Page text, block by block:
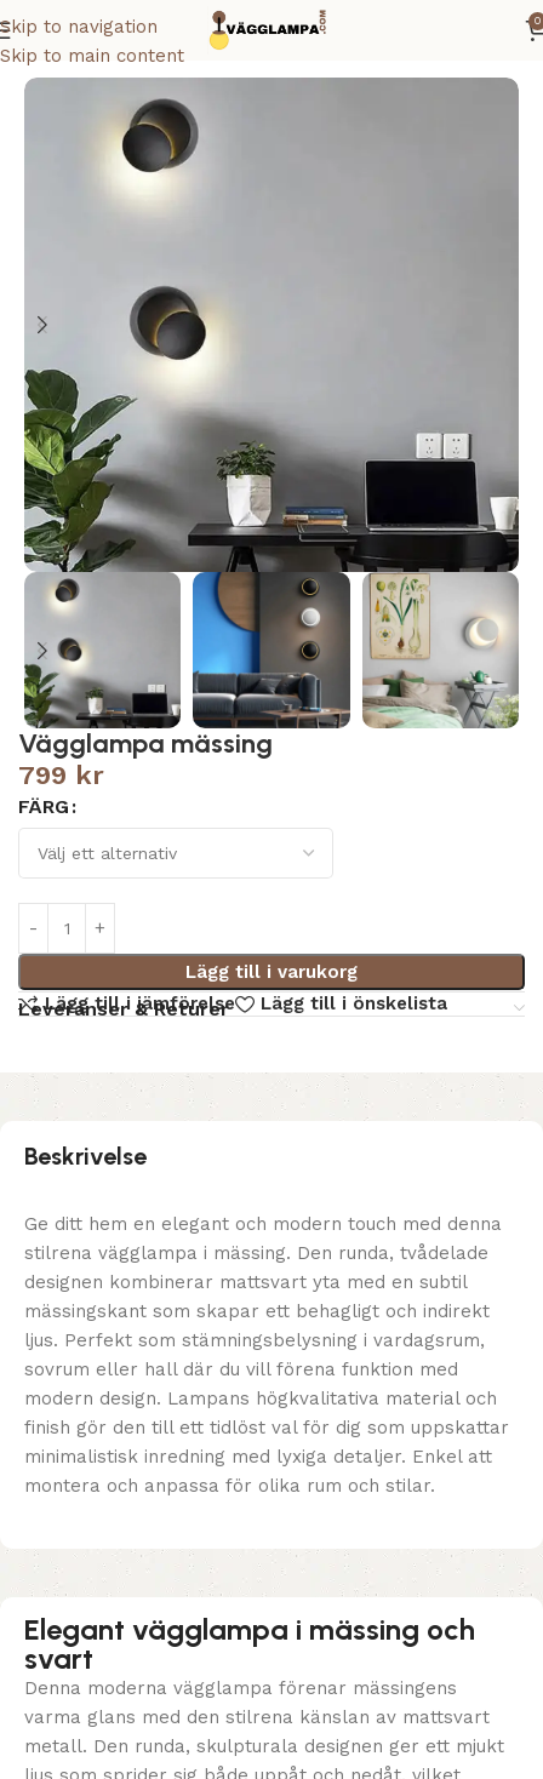
Skip to navigation
Skip to main content
0
Hem Vägglampa mässing
Vägglampa mässing
799 kr
FÄRG
Lägg till i varukorg
Lägg till i jämförelse
Lägg till i önskelista
Leveranser & Returer
Beskrivelse
Ge ditt hem en elegant och modern touch med denna
stilrena vägglampa i mässing. Den runda, tvådelade
designen kombinerar mattsvart yta med en subtil
mässingskant som skapar ett behagligt och indirekt
ljus. Perfekt som stämningsbelysning i vardagsrum,
sovrum eller hall där du vill förena funktion med
modern design. Lampans högkvalitativa material och
finish gör den till ett tidlöst val för dig som uppskattar
minimalistisk inredning med lyxiga detaljer. Enkel att
montera och anpassa för olika rum och stilar.
Elegant vägglampa i mässing och
svart
Denna moderna vägglampa förenar mässingens
varma glans med den stilrena känslan av mattsvart
metall. Den runda, skulpturala designen ger ett mjukt